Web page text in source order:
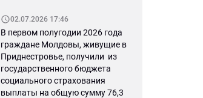
02.07.2026 17:46
В первом полугодии 2026 года
граждане Молдовы, живущие в
Приднестровье, получили из
государственного бюджета
социального страхования
выплаты на общую сумму 76,3